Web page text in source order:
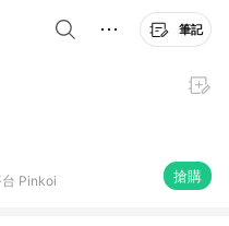
筆記
Pinkoi 搶購